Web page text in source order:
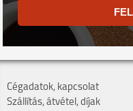
Cégadatok, kapcsolat
Szállítás, átvétel, díjak